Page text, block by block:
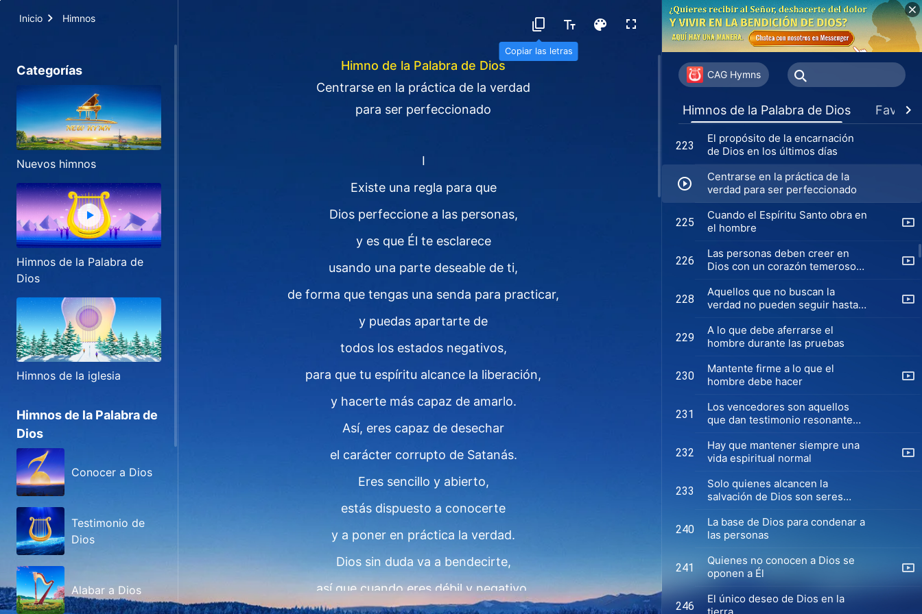
Inicio Himnos
Copiar las letras
Categorías
Nuevos himnos
Himnos de la Palabra de
Dios
Himnos de la iglesia
Himnos de la Palabra de
Dios
Conocer a Dios
Testimonio de
Dios
Alabar a Dios
Himno de la Palabra de Dios
Centrarse en la práctica de la verdad
para ser perfeccionado
Ⅰ
Existe una regla para que
Dios perfeccione a las personas,
y es que Él te esclarece
usando una parte deseable de ti,
de forma que tengas una senda para practicar,
y puedas apartarte de
todos los estados negativos,
para que tu espíritu alcance la liberación,
y hacerte más capaz de amarlo.
Así, eres capaz de desechar
el carácter corrupto de Satanás.
Eres sencillo y abierto,
estás dispuesto a conocerte
y a poner en práctica la verdad.
Dios sin duda va a bendecirte,
así que cuando eres débil y negativo,
CAG Hymns
Himnos de la Palabra de Dios
220
Sólo viviendo la realidad puedes
dar testimonio
221
¿La palabra de Dios se ha
convertido verdaderamente en
tu vida?
222
adorable
223
El propósito de la encarnación
de Dios en los últimos días
Centrarse en la práctica de la
verdad para ser perfeccionado
225
Cuando el Espíritu Santo obra en
el hombre
226
Las personas deben creer en
Dios con un corazón temeroso
228
Aquellos que no buscan la
verdad no pueden seguir hasta
229
A lo que debe aferrarse el
hombre durante las pruebas
230
Mantente firme a lo que el
hombre debe hacer
231
Los vencedores son aquellos
que dan testimonio resonante
232
Hay que mantener siempre una
vida espiritual normal
233
Solo quienes alcancen la
salvación de Dios son seres
240
La base de Dios para condenar a
las personas
241
Quienes no conocen a Dios se
oponen a Él
246
El único deseo de Dios en la